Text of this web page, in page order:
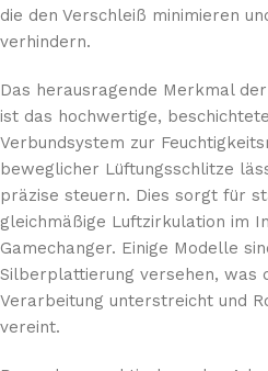
die den Verschleiß minimieren
verhindern.
Das herausragende Merkmal
ist das hochwertige,
Verbundsystem zur
beweglicher Lüftungsschlitze
präzise steuern. Dies sorgt für
gleichmäßige Luftzirkulation im
Gamechanger. Einige Modelle
Silberplattierung versehen, was
Verarbeitung unterstreicht und
vereint.